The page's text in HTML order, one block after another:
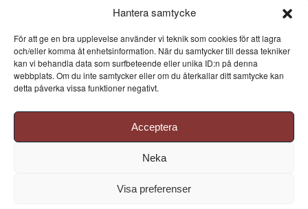
Hantera samtycke
För att ge en bra upplevelse använder vi teknik som cookies för att lagra
och/eller komma åt enhetsinformation. När du samtycker till dessa tekniker
kan vi behandla data som surfbeteende eller unika ID:n på denna
webbplats. Om du inte samtycker eller om du återkallar ditt samtycke kan
detta påverka vissa funktioner negativt.
Acceptera
Neka
Visa preferenser